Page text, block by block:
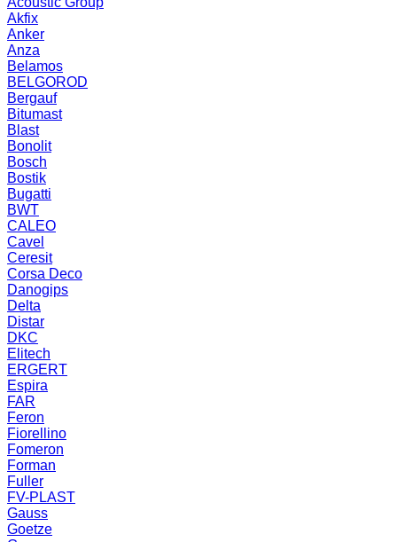
Akfix
Anker
Anza
Belamos
BELGOROD
Bergauf
Bitumast
Blast
Bonolit
Bosch
Bostik
Bugatti
BWT
CALEO
Cavel
Ceresit
Corsa Deco
Danogips
Delta
Distar
DKC
Elitech
ERGERT
Espira
FAR
Feron
Fiorellino
Fomeron
Forman
Fuller
FV-PLAST
Gauss
Goetze